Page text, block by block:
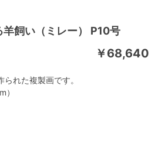
飼い（ミレー） P10号
￥68,640
れた複製画です。